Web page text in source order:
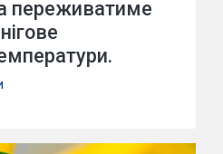
переживатиме